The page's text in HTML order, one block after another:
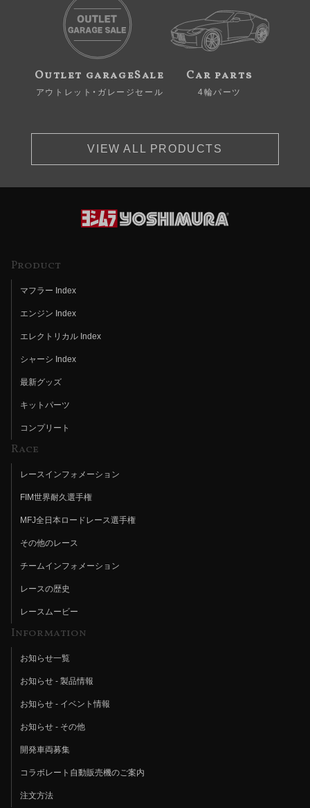
Outlet garageSale
アウトレット・ガレージセール
Car parts
4輪パーツ
VIEW ALL PRODUCTS
Product
マフラー Index
エンジン Index
エレクトリカル Index
シャーシ Index
最新グッズ
キットパーツ
コンプリート
Race
レースインフォメーション
FIM世界耐久選手権
MFJ全日本ロードレース選手権
その他のレース
チームインフォメーション
レースの歴史
レースムービー
Information
お知らせ一覧
お知らせ - 製品情報
お知らせ - イベント情報
お知らせ - その他
開発車両募集
コラボレート自動販売機のご案内
注文方法